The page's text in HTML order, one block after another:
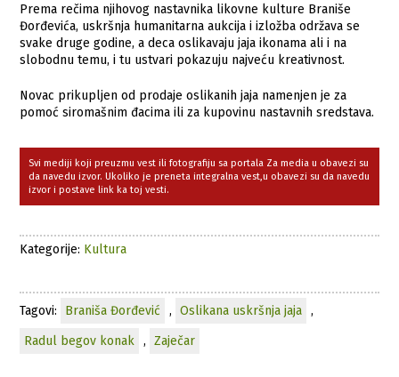
Prema rečima njihovog nastavnika likovne kulture Braniše
Đorđevića, uskršnja humanitarna aukcija i izložba održava se
svake druge godine, a deca oslikavaju jaja ikonama ali i na
slobodnu temu, i tu ustvari pokazuju najveću kreativnost.
Novac prikupljen od prodaje oslikanih jaja namenjen je za
pomoć siromašnim đacima ili za kupovinu nastavnih sredstava.
Svi mediji koji preuzmu vest ili fotografiju sa portala Za media u obavezi su
da navedu izvor. Ukoliko je preneta integralna vest,u obavezi su da navedu
izvor i postave link ka toj vesti.
Kategorije: Kultura
Tagovi: Braniša Đorđević , Oslikana uskršnja jaja
,
Radul begov konak
, Zaječar